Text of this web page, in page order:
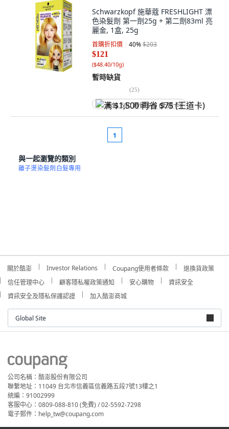
Schwarzkopf 施華蔻 FRESHLIGHT 漂
色染髮劑 第一劑25g + 第二劑83ml 亮
麗金, 1盒, 25g
首購折扣價 40%$203
$121
($48.40/10g)
暫時缺貨
(25)
满 $1,500 再省 $75 (王道卡)
1
與一起瀏覽的類別
離子燙染髮劑白髮專用
關於酷澎 Investor Relations Coupang使用者條款
退換貨政策
信任管理中心
顧客隱私權政策通知 安心購物
資訊安全
資訊安全及隱私保護認證
加入酷澎商城
Global Site
公司名稱：酷澎股份有限公司
聯繫地址：11049 台北市信義區信義路五段7號13樓之1
統編：91002999
客服中心：0809-088-810 (免費) / 02-5592-7298
電子郵件：help_tw@coupang.com